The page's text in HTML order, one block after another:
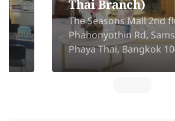
Thai Branch)
The Seasons Mall 2nd floor, 899
Phahonyothin Rd, Samsen Nai,
Phaya Thai, Bangkok 10400